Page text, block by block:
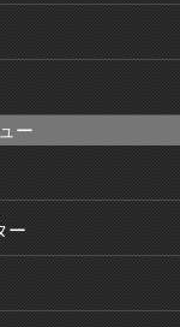
ー
ー